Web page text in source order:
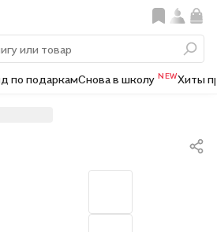
по подаркамСнова в школу NEWХиты